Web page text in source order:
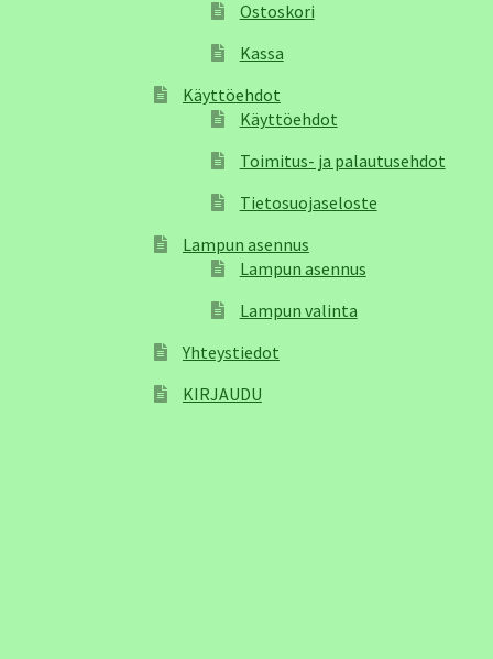
Ostoskori
Kassa
Käyttöehdot
Käyttöehdot
Toimitus- ja palautusehdot
Tietosuojaseloste
Lampun asennus
Lampun asennus
Lampun valinta
Yhteystiedot
KIRJAUDU